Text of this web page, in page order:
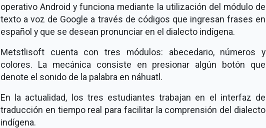
operativo Android y funciona mediante la utilización del módulo de
texto a voz de Google a través de códigos que ingresan frases en
español y que se desean pronunciar en el dialecto indígena.
Metstlisoft cuenta con tres módulos: abecedario, números y
colores. La mecánica consiste en presionar algún botón que
denote el sonido de la palabra en náhuatl.
En la actualidad, los tres estudiantes trabajan en el interfaz de
traducción en tiempo real para facilitar la comprensión del dialecto
indígena.